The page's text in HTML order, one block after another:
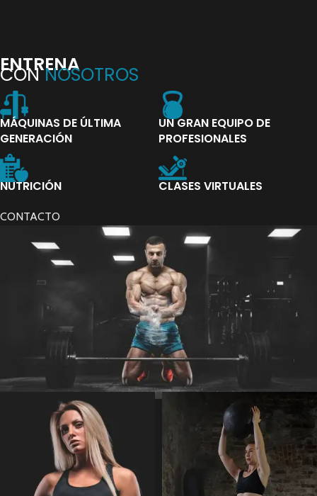
ENTRENA
CONNOSOTROS
MÁQUINAS DE ÚLTIMA
GENERACIÓN
NUTRICIÓN
UN GRAN EQUIPO DE
PROFESIONALES
CLASES VIRTUALES
CONTACTO